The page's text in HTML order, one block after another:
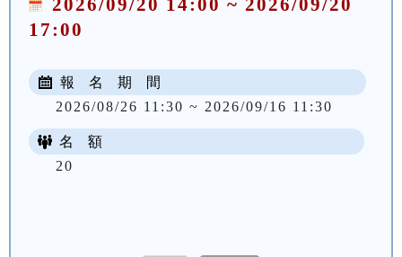
2026/09/20 14:00 ~ 2026/09/20
17:00
報 名 期 間
2026/08/26 11:30 ~ 2026/09/16 11:30
名 額
20